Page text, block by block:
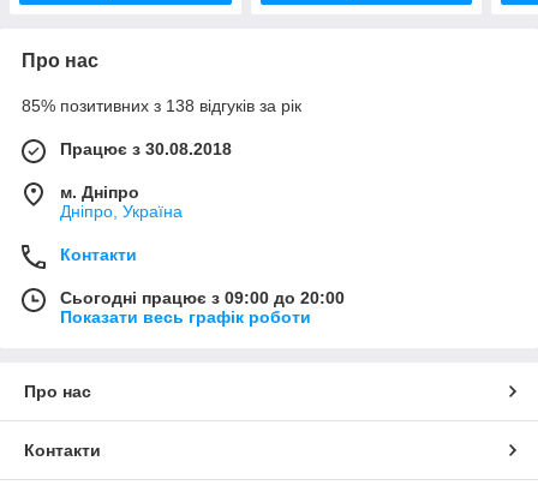
Про нас
85% позитивних з 138 відгуків за рік
Працює з 30.08.2018
м. Дніпро
Дніпро, Україна
Контакти
Сьогодні працює з 09:00 до 20:00
Показати весь графік роботи
Про нас
Контакти